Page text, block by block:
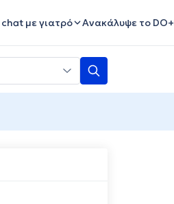
chat με γιατρό Ανακάλυψε το DO+